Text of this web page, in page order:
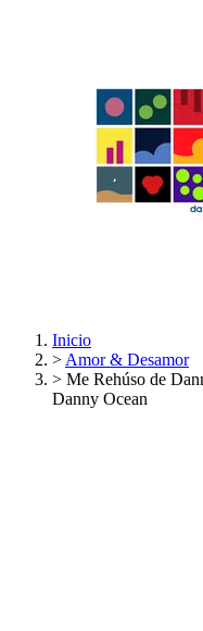
Inicio
> Amor & Desamor
> Me Rehúso de
Danny Ocean